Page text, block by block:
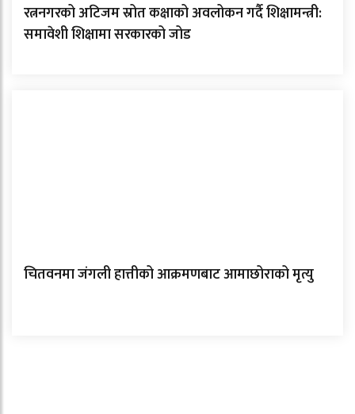
रत्ननगरको अटिजम स्रोत कक्षाको अवलोकन गर्दै शिक्षामन्त्री:
समावेशी शिक्षामा सरकारको जोड
चितवनमा जंगली हात्तीको आक्रमणबाट आमाछोराको मृत्यु